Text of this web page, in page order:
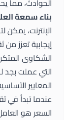
بناء سمعة
الإنترنت،
إيجابية تعزز
الشكاوى
التي عملت بجد
المعايير
عندما تبدأ في
السعر هو